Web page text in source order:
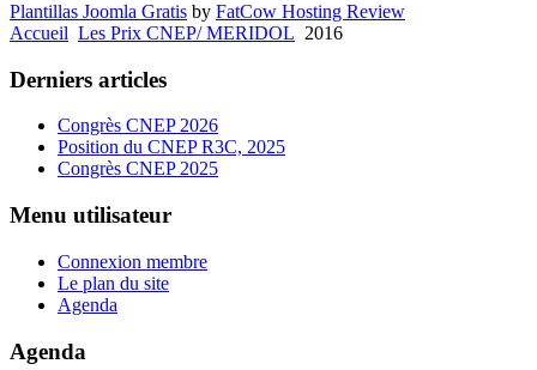
Plantillas Joomla Gratis by FatCow Hosting Review
Accueil Les Prix CNEP/ MERIDOL 2016
Derniers articles
Congrès CNEP 2026
Position du CNEP R3C, 2025
Congrès CNEP 2025
Menu utilisateur
Connexion membre
Le plan du site
Agenda
Agenda